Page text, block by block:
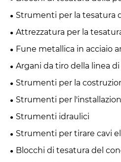
Strumenti per la tesatura
trasmissione
Attrezzatura per la
Fune metallica in acciaio
Argani da tiro della linea
Strumenti per la
Strumenti per
Strumenti idraulici
Strumenti per tirare cavi
Blocchi di tesatura del